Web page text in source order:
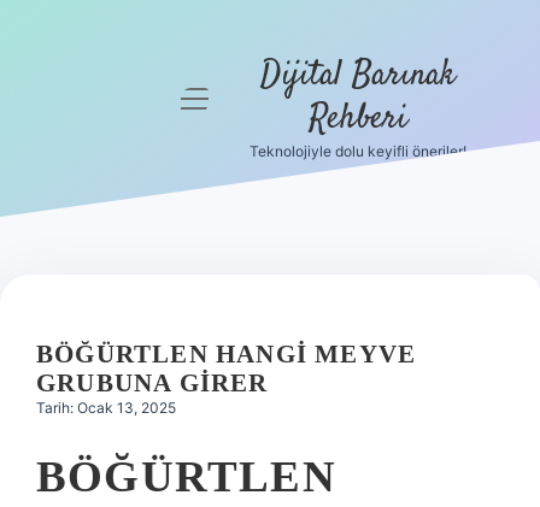
Hakkımızda
menüyü
Dijital Barınak
Rehberi
Teknolojiyle dolu keyifli öneriler!
BÖĞÜRTLEN HANGI MEYVE
GRUBUNA GIRER
Tarih: Ocak 13, 2025
BÖĞÜRTLEN